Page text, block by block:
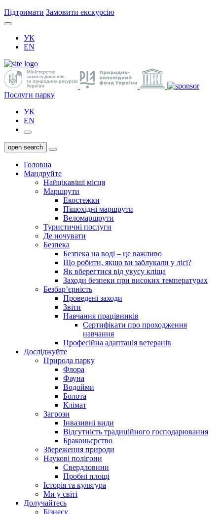
Підтримати Замовити екскурсію
УК
EN
Послуги парку
УК
EN
open search
Головна
Мандруйте
Найцікавіші місця
Маршрути
Екостежки
Пішохідні маршрути
Веломаршрути
Туристичні послуги
Де ночувати
Безпека
Безпека на воді – це важливо
Що робити, якщо ви заблукали у лісі?
Як вберегтися від укусу кліща
Заходи безпеки при високих температурах
Безбар’єрність
Проведені заходи
Звіти
Навчання працівників
Сертифікати про проходження
навчання
Професійна адаптація ветеранів
Досліджуйте
Природа парку
Флора
Фауна
Водойми
Болота
Клімат
Загрози
Інвазивні види
Відсутність традиційного господарювання
Браконьєрство
Збереження природи
Наукові полігони
Свердловини
Пробні площі
Історія та культура
Ми у світі
Долучайтесь
Бізнесу